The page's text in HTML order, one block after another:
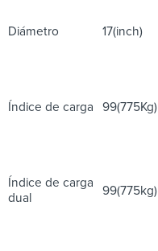
Diámetro 17(inch)
Índice de carga 99(775Kg)
Índice de carga
dual
99(775kg)